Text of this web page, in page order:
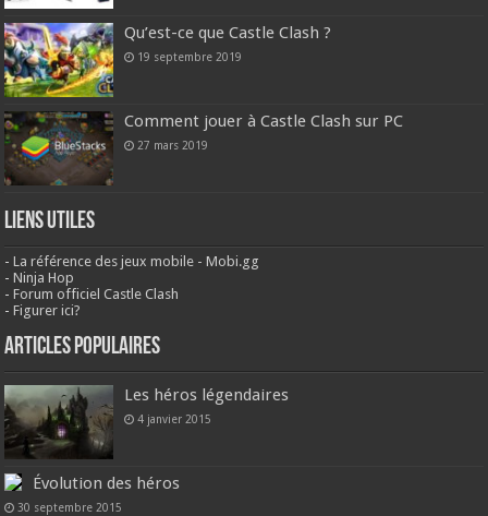
Qu’est-ce que Castle Clash ?
19 septembre 2019
Comment jouer à Castle Clash sur PC
27 mars 2019
Liens Utiles
-La référence des jeux mobile - Mobi.gg
-Ninja Hop
-Forum officiel Castle Clash
-Figurer ici?
Articles populaires
Les héros légendaires
4 janvier 2015
Évolution des héros
30 septembre 2015